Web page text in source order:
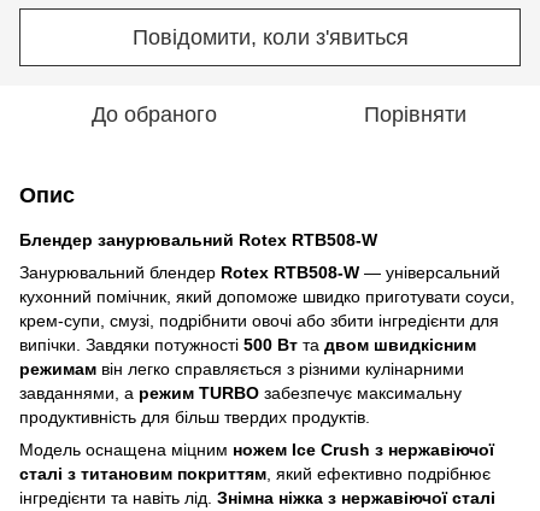
Повідомити, коли з'явиться
До обраного Порівняти
Опис
Блендер занурювальний Rotex RTB508-W
Занурювальний блендер Rotex RTB508-W — універсальний
кухонний помічник, який допоможе швидко приготувати соуси,
крем-супи, смузі, подрібнити овочі або збити інгредієнти для
випічки. Завдяки потужності 500 Вт та двом швидкісним
режимам він легко справляється з різними кулінарними
завданнями, а режим TURBO забезпечує максимальну
продуктивність для більш твердих продуктів.
Модель оснащена міцним ножем Ice Crush з нержавіючої
сталі з титановим покриттям , який ефективно подрібнює
інгредієнти та навіть лід. Знімна ніжка з нержавіючої сталі